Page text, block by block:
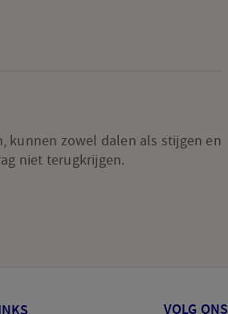
kunnen zowel dalen als stijgen en
niet terugkrijgen.
VOLG ONS